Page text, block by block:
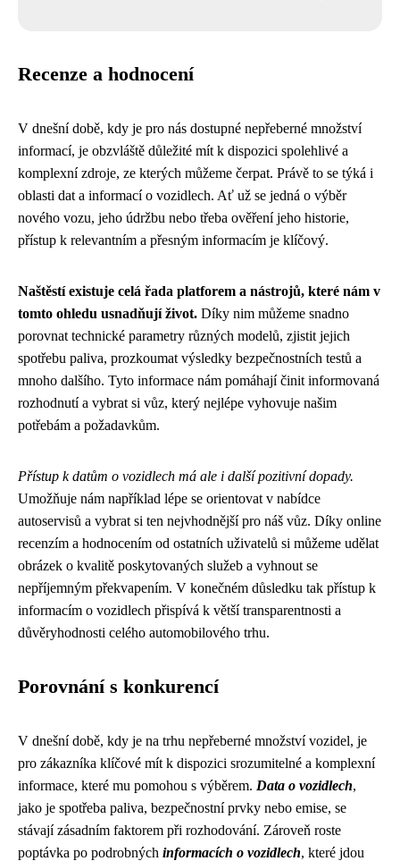
Recenze a hodnocení
V dnešní době, kdy je pro nás dostupné nepřeberné množství
informací, je obzvláště důležité mít k dispozici spolehlivé a
komplexní zdroje, ze kterých můžeme čerpat. Právě to se týká i
oblasti dat a informací o vozidlech. Ať už se jedná o výběr
nového vozu, jeho údržbu nebo třeba ověření jeho historie,
přístup k relevantním a přesným informacím je klíčový.
Naštěstí existuje celá řada platforem a nástrojů, které nám v
tomto ohledu usnadňují život. Díky nim můžeme snadno
porovnat technické parametry různých modelů, zjistit jejich
spotřebu paliva, prozkoumat výsledky bezpečnostních testů a
mnoho dalšího. Tyto informace nám pomáhají činit informovaná
rozhodnutí a vybrat si vůz, který nejlépe vyhovuje našim
potřebám a požadavkům.
Přístup k datům o vozidlech má ale i další pozitivní dopady.
Umožňuje nám například lépe se orientovat v nabídce
autoservisů a vybrat si ten nejvhodnější pro náš vůz. Díky online
recenzím a hodnocením od ostatních uživatelů si můžeme udělat
obrázek o kvalitě poskytovaných služeb a vyhnout se
nepříjemným překvapením. V konečném důsledku tak přístup k
informacím o vozidlech přispívá k větší transparentnosti a
důvěryhodnosti celého automobilového trhu.
Porovnání s konkurencí
V dnešní době, kdy je na trhu nepřeberné množství vozidel, je
pro zákazníka klíčové mít k dispozici srozumitelné a komplexní
informace, které mu pomohou s výběrem. Data o vozidlech,
jako je spotřeba paliva, bezpečnostní prvky nebo emise, se
stávají zásadním faktorem při rozhodování. Zároveň roste
poptávka po podrobných informacích o vozidlech, které jdou